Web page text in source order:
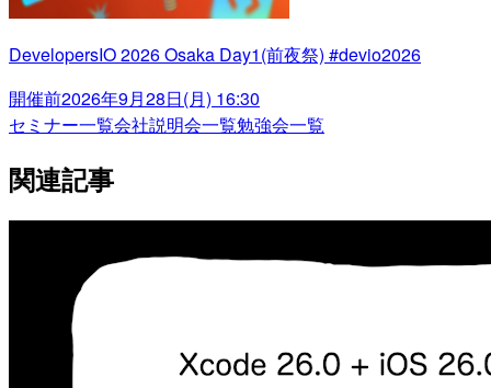
DevelopersIO 2026 Osaka Day1(前夜祭) #devio2026
開催前2026年9月28日(月) 16:30
セミナー一覧会社説明会一覧勉強会一覧
関連記事